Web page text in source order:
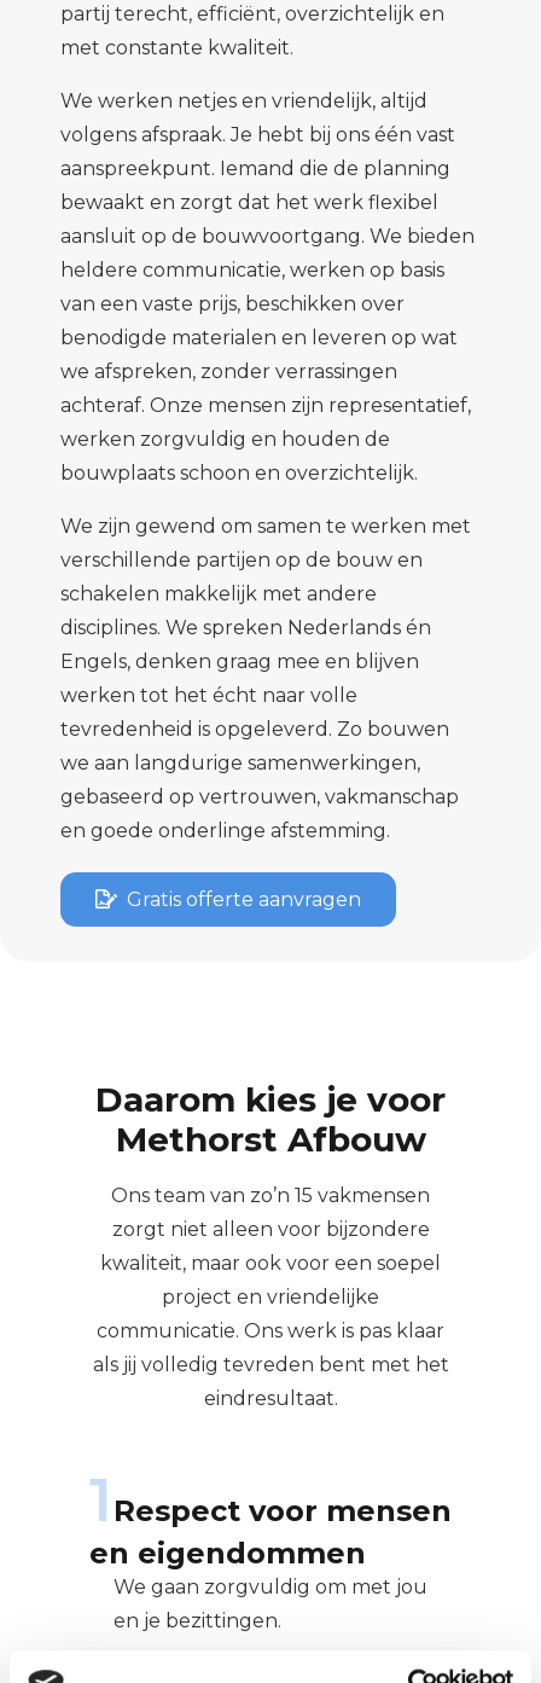
partij terecht, efficiënt, overzichtelijk en
met constante kwaliteit.
We werken netjes en vriendelijk, altijd
volgens afspraak. Je hebt bij ons één vast
aanspreekpunt. Iemand die de planning
bewaakt en zorgt dat het werk flexibel
aansluit op de bouwvoortgang. We bieden
heldere communicatie, werken op basis
van een vaste prijs, beschikken over
benodigde materialen en leveren op wat
we afspreken, zonder verrassingen
achteraf. Onze mensen zijn representatief,
werken zorgvuldig en houden de
bouwplaats schoon en overzichtelijk.
We zijn gewend om samen te werken met
verschillende partijen op de bouw en
schakelen makkelijk met andere
disciplines. We spreken Nederlands én
Engels, denken graag mee en blijven
werken tot het écht naar volle
tevredenheid is opgeleverd. Zo bouwen
we aan langdurige samenwerkingen,
gebaseerd op vertrouwen, vakmanschap
en goede onderlinge afstemming.
Gratis offerte aanvragen
Daarom kies je voor
Methorst Afbouw
Ons team van zo’n 15 vakmensen
zorgt niet alleen voor bijzondere
kwaliteit, maar ook voor een soepel
project en vriendelijke
communicatie. Ons werk is pas klaar
als jij volledig tevreden bent met het
eindresultaat.
1 Respect voor mensen
en eigendommen
We gaan zorgvuldig om met jou
en je bezittingen.